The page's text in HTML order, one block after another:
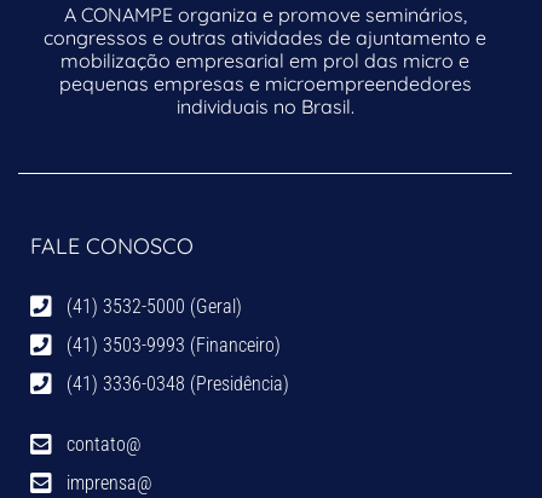
A CONAMPE organiza e promove seminários,
congressos e outras atividades de ajuntamento e
mobilização empresarial em prol das micro e
pequenas empresas e microempreendedores
individuais no Brasil.
FALE CONOSCO
(41) 3532-5000 (Geral)
(41) 3503-9993 (Financeiro)
(41) 3336-0348 (Presidência)
contato@
imprensa@